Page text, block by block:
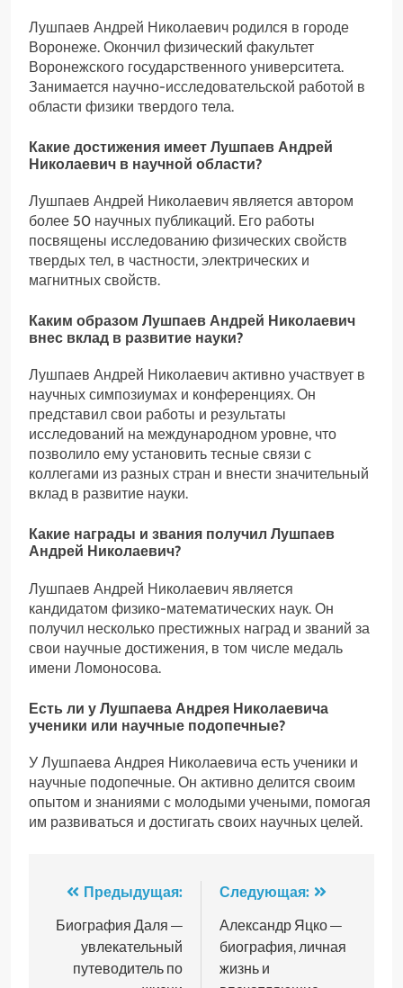
Лушпаев Андрей Николаевич родился в городе
Воронеже. Окончил физический факультет
Воронежского государственного университета.
Занимается научно-исследовательской работой в
области физики твердого тела.
Какие достижения имеет Лушпаев Андрей
Николаевич в научной области?
Лушпаев Андрей Николаевич является автором
более 50 научных публикаций. Его работы
посвящены исследованию физических свойств
твердых тел, в частности, электрических и
магнитных свойств.
Каким образом Лушпаев Андрей Николаевич
внес вклад в развитие науки?
Лушпаев Андрей Николаевич активно участвует в
научных симпозиумах и конференциях. Он
представил свои работы и результаты
исследований на международном уровне, что
позволило ему установить тесные связи с
коллегами из разных стран и внести значительный
вклад в развитие науки.
Какие награды и звания получил Лушпаев
Андрей Николаевич?
Лушпаев Андрей Николаевич является
кандидатом физико-математических наук. Он
получил несколько престижных наград и званий за
свои научные достижения, в том числе медаль
имени Ломоносова.
Есть ли у Лушпаева Андрея Николаевича
ученики или научные подопечные?
У Лушпаева Андрея Николаевича есть ученики и
научные подопечные. Он активно делится своим
опытом и знаниями с молодыми учеными, помогая
им развиваться и достигать своих научных целей.
Навигация
по
записям
Предыдущая:
Биография Даля —
увлекательный
путеводитель по
Следующая:
Александр Яцко —
биография, личная
жизнь и